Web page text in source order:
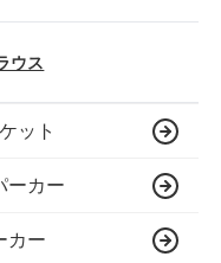
ウス
ット
ーカー
カー